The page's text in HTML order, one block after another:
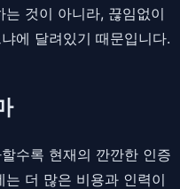
것이 아니라, 끊임없이
에 달려있기 때문입니다.
수록 현재의 깐깐한 인증
더 많은 비용과 인력이